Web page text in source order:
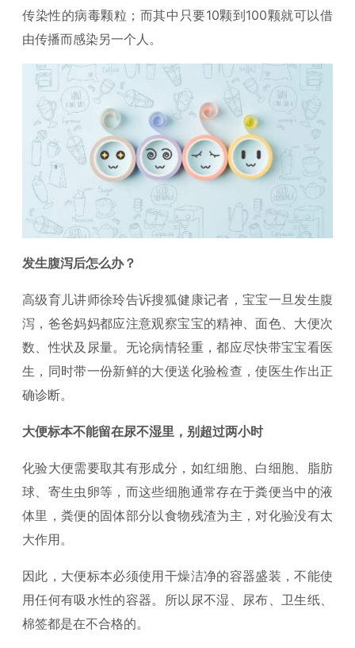
传染性的病毒颗粒；而其中只要10颗到100颗就可以借
由传播而感染另一个人。
发生腹泻后怎么办？
高级育儿讲师徐玲告诉搜狐健康记者，宝宝一旦发生腹
泻，爸爸妈妈都应注意观察宝宝的精神、面色、大便次
数、性状及尿量。无论病情轻重，都应尽快带宝宝看医
生，同时带一份新鲜的大便送化验检查，使医生作出正
确诊断。
大便标本不能留在尿不湿里，别超过两小时
化验大便需要取其有形成分，如红细胞、白细胞、脂肪
球、寄生虫卵等，而这些细胞通常存在于粪便当中的液
体里，粪便的固体部分以食物残渣为主，对化验没有太
大作用。
因此，大便标本必须使用干燥洁净的容器盛装，不能使
用任何有吸水性的容器。所以尿不湿、尿布、卫生纸、
棉签都是在不合格的。